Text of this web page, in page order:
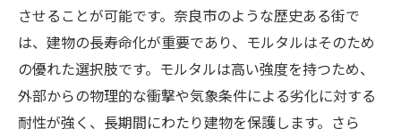
させることが可能です。奈良市のような歴史ある街で
は、建物の長寿命化が重要であり、モルタルはそのため
の優れた選択肢です。モルタルは高い強度を持つため、
外部からの物理的な衝撃や気象条件による劣化に対する
耐性が強く、長期間にわたり建物を保護します。さら